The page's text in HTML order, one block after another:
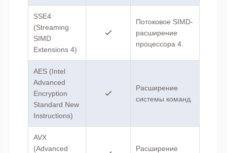
SSE4
(Streaming
SIMD
Extensions 4)
Потоковое SIMD-
расширение
процессора 4.
AES (Intel
Advanced
Encryption
Standard New
Instructions)
Расширение
системы команд.
AVX
(Advanced
Расширение